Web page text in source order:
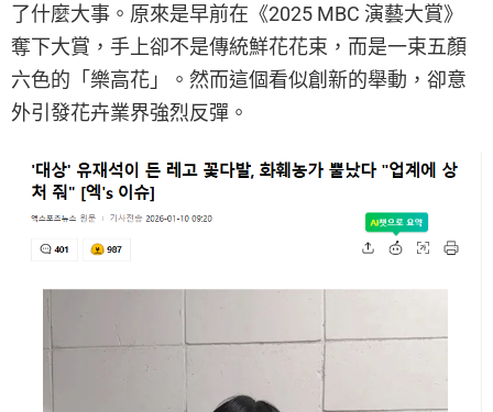
了什麼大事。原來是早前在《2025 MBC 演藝大賞》
奪下大賞，手上卻不是傳統鮮花花束，而是一束五顏
六色的「樂高花」。然而這個看似創新的舉動，卻意
外引發花卉業界強烈反彈。